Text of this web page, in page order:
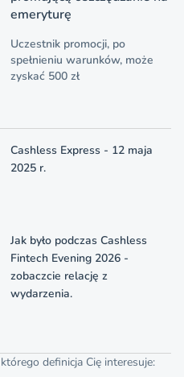
emeryturę
Uczestnik promocji, po
spełnieniu warunków, może
zyskać 500 zł
Cashless Express - 12 maja
2025 r.
Jak było podczas Cashless
Fintech Evening 2026 -
zobaczcie relację z
wydarzenia.
definicja Cię interesuje: